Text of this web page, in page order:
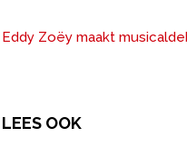
Eddy Zoëy maakt
LEES OOK